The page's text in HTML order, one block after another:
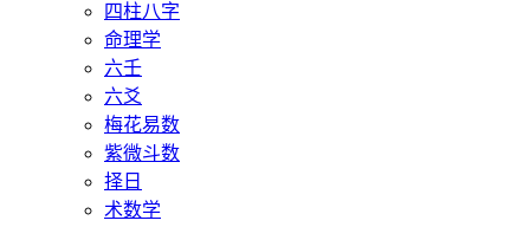
四柱八字
命理学
六壬
六爻
梅花易数
紫微斗数
择日
术数学